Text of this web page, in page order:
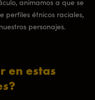
animamos a que se
perfiles étnicos raciales,
personajes.
en estas